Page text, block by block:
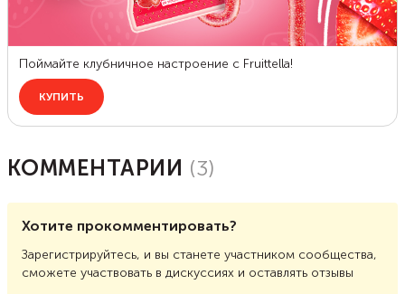
КОММЕНТАРИИ (3)
Хотите прокомментировать?
Зарегистрируйтесь, и вы станете участником сообщества,
сможете участвовать в дискуссиях и оставлять отзывы